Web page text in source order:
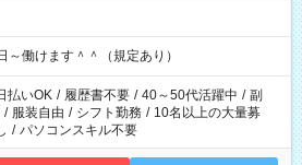
働けます＾＾（規定あり）
払いOK / 履歴書不要 / 40～50代活躍中 / 副
/ 服装自由 / シフト勤務 / 10名以上の大量募
/ パソコンスキル不要